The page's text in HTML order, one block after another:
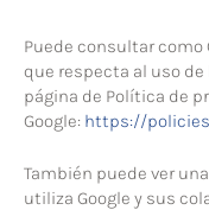
Puede consultar como
que respecta al uso
página de Política de
Google: https://
También puede ver
utiliza Google y sus